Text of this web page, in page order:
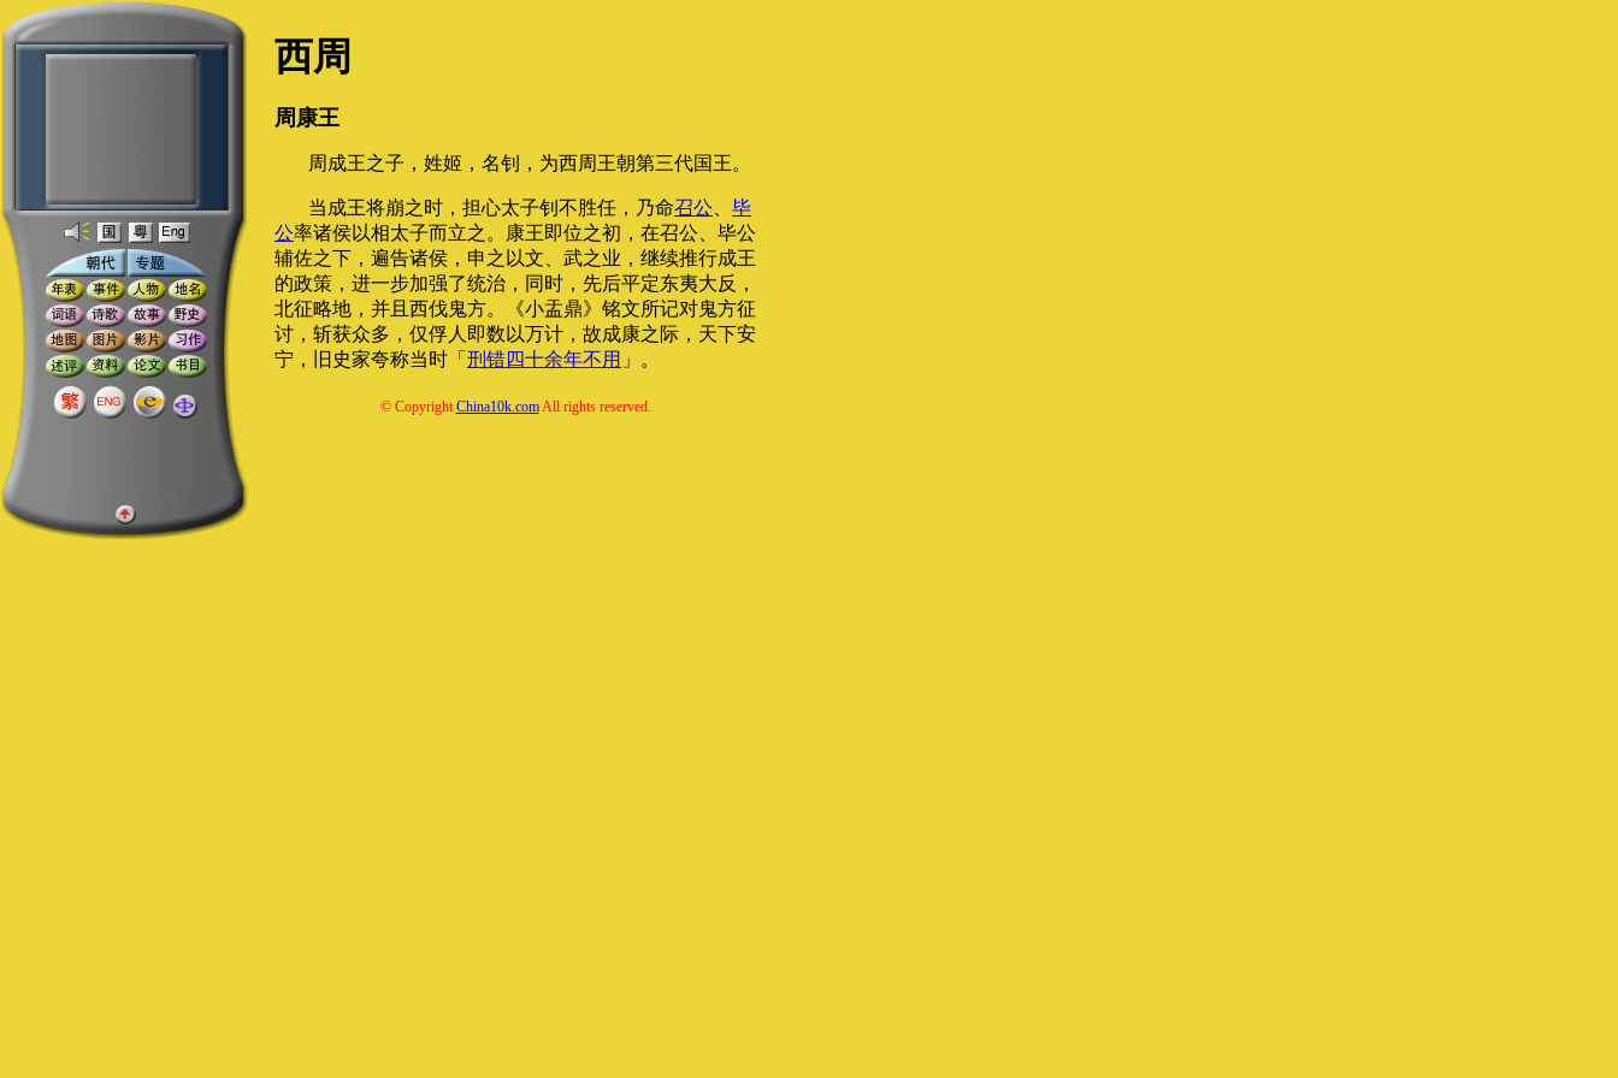
西周
周康王
周成王之子，姓姬，名钊，为西周王朝第三代国王。
当成王将崩之时，担心太子钊不胜任，乃命召公
毕
公率诸侯以相太子而立之。康王即位之初，在召公、毕公
辅佐之下，遍告诸侯，申之以文、武之业，继续推行成王
的政策，进一步加强了统治，同时，先后平定东夷大反，
北征略地，并且西伐鬼方。《小盂鼎》铭文所记对鬼方征
讨，斩获众多，仅俘人即数以万计，故成康之际，天下安
宁，旧史家夸称当时「 刑错四十余年不用 」。
© CopyrightChina10k.comAll rights reserved.